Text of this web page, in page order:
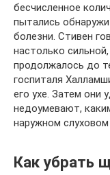
бесчисленное
пытались
болезни. Стивен
настолько
продолжалось до
госпиталя
его ухе. Затем они
недоумевают,
наружном
Как убрать